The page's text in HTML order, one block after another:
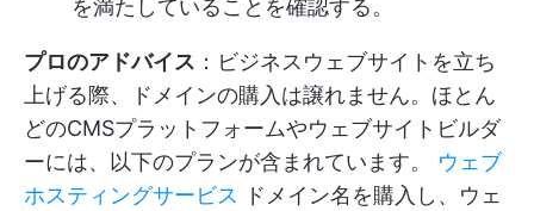
を満たしていることを確認する。
プロのアドバイス ：ビジネスウェブサイトを立ち
上げる際、ドメインの購入は譲れません。ほとん
どのCMSプラットフォームやウェブサイトビルダ
ーには、以下のプランが含まれています。 ウェブ
ホスティングサービス
ドメイン名を購入し、ウェ